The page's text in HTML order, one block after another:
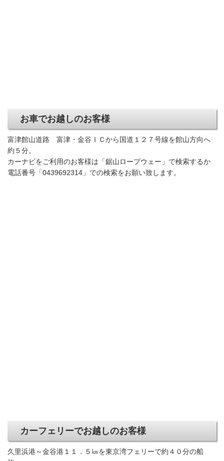
お車でお越しのお客様
富津館山道路 富津・金谷ＩＣから国道１２７号線を館山方向へ
約５分。
カーナビをご利用のお客様は「鋸山ロープウェー」で検索するか
電話番号「0439692314」での検索をお願い致します。
カーフェリーでお越しのお客様
久里浜港～金谷港１１．５㎞を東京湾フェリーで約４０分の船